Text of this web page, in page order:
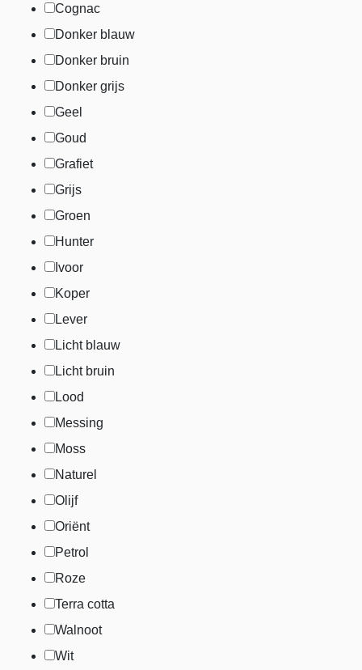
Cognac
Donker blauw
Donker bruin
Donker grijs
Geel
Goud
Grafiet
Grijs
Groen
Hunter
Ivoor
Koper
Lever
Licht blauw
Licht bruin
Lood
Messing
Moss
Naturel
Olijf
Oriënt
Petrol
Roze
Terra cotta
Walnoot
Wit